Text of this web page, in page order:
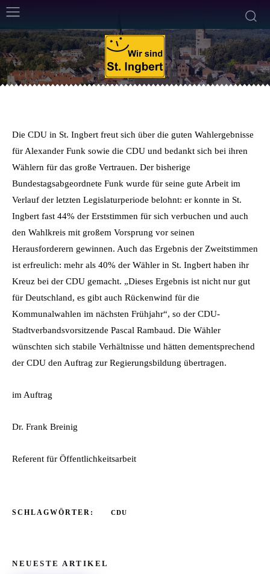
24. September 2013 Von Frank Leyendecker Weniger als eineMin. Lesezeit
Die CDU in St. Ingbert freut sich über die guten Wahlergebnisse
für Alexander Funk sowie die CDU und bedankt sich bei ihren
Wählern für das große Vertrauen. Der bisherige
Bundestagsabgeordnete Funk wurde für seine gute Arbeit im
Verlauf der letzten Legislaturperiode belohnt: er konnte in St.
Ingbert fast 44% der Erststimmen für sich verbuchen und auch
den Wahlkreis mit großem Vorsprung vor seinen
Herausforderern gewinnen. Auch das Ergebnis der Zweitstimmen
ist erfreulich: mehr als 40% der Wähler in St. Ingbert haben ihr
Kreuz bei der CDU gemacht. „Dieses Ergebnis ist nicht nur gut
für Deutschland, es gibt auch Rückenwind für die
Kommunalwahlen im nächsten Frühjahr“, so der CDU-
Stadtverbandsvorsitzende Pascal Rambaud. Die Wähler
wünschten sich stabile Verhältnisse und hätten dementsprechend
der CDU den Auftrag zur Regierungsbildung übertragen.
im Auftrag
Dr. Frank Breinig
Referent für Öffentlichkeitsarbeit
SCHLAGWÖRTER: CDU
NEUESTE ARTIKEL